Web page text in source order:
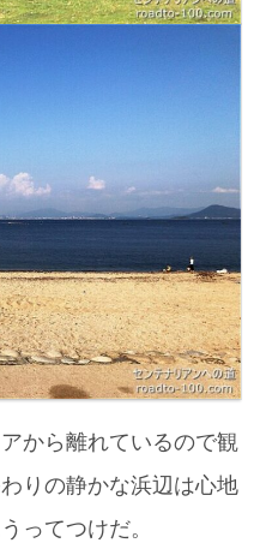
から離れているので観
りの静かな浜辺は心地
ってつけだ。